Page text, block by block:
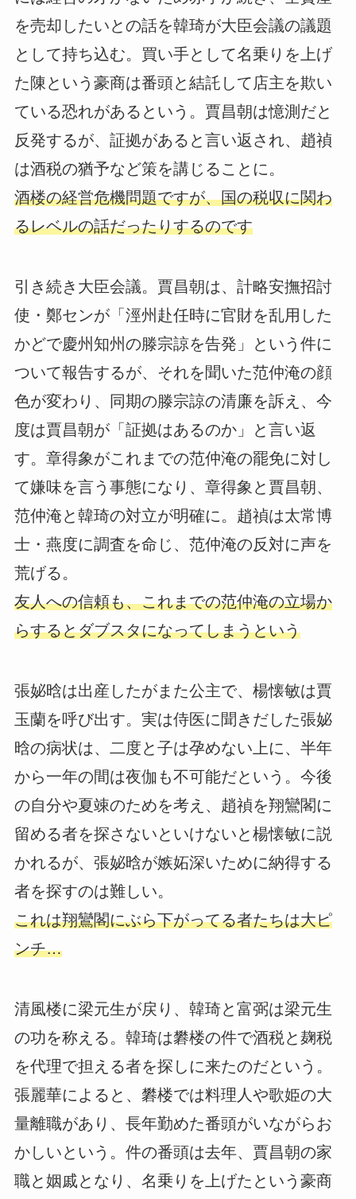
を売却したいとの話を韓琦が大臣会議の議題
として持ち込む。買い手として名乗りを上げ
た陳という豪商は番頭と結託して店主を欺い
ている恐れがあるという。賈昌朝は憶測だと
反発するが、証拠があると言い返され、趙禎
は酒税の猶予など策を講じることに。
酒楼の経営危機問題ですが、国の税収に関わ
るレベルの話だったりするのです
引き続き大臣会議。賈昌朝は、計略安撫招討
使・鄭センが「涇州赴任時に官財を乱用した
かどで慶州知州の滕宗諒を告発」という件に
ついて報告するが、それを聞いた范仲淹の顔
色が変わり、同期の滕宗諒の清廉を訴え、今
度は賈昌朝が「証拠はあるのか」と言い返
す。章得象がこれまでの范仲淹の罷免に対し
て嫌味を言う事態になり、章得象と賈昌朝、
范仲淹と韓琦の対立が明確に。趙禎は太常博
士・燕度に調査を命じ、范仲淹の反対に声を
荒げる。
友人への信頼も、これまでの范仲淹の立場か
らするとダブスタになってしまうという
張妼晗は出産したがまた公主で、楊懐敏は賈
玉蘭を呼び出す。実は侍医に聞きだした張妼
晗の病状は、二度と子は孕めない上に、半年
から一年の間は夜伽も不可能だという。今後
の自分や夏竦のためを考え、趙禎を翔鸞閣に
留める者を探さないといけないと楊懐敏に説
かれるが、張妼晗が嫉妬深いために納得する
者を探すのは難しい。
これは翔鸞閣にぶら下がってる者たちは大ピ
ンチ…
清風楼に梁元生が戻り、韓琦と富弼は梁元生
の功を称える。韓琦は礬楼の件で酒税と麹税
を代理で担える者を探しに来たのだという。
張麗華によると、礬楼では料理人や歌姫の大
量離職があり、長年勤めた番頭がいながらお
かしいという。件の番頭は去年、賈昌朝の家
職と姻戚となり、名乗りを上げたという豪商